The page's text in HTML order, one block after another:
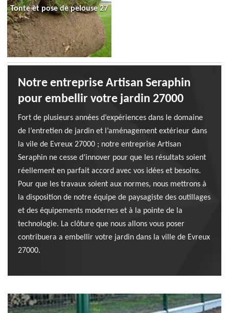
Tonte et pose de pelouse 27
Notre entreprise Artisan Seraphin
pour embellir votre jardin 27000
Fort de plusieurs années d’expériences dans le domaine
de l’entretien de jardin et l’aménagement extérieur dans
la vile de Evreux 27000 ; notre entreprise Artisan
Seraphin ne cesse d’innover pour que les résultats soient
réellement en parfait accord avec vos idées et besoins.
Pour que les travaux soient aux normes, nous mettrons à
la disposition de notre équipe de paysagiste des outillages
et des équipements modernes et à la pointe de la
technologie. La clôture que nous allons vous poser
contribuera a embellir votre jardin dans la ville de Evreux
27000.